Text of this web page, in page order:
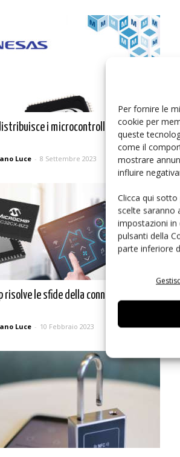
Per fornire le
cookie per
queste
come il
mostrare
influire
Clicca qui
scelte saranno
impostazioni in
pulsanti della
parte inferiore
i microcontrollori RA4E2 di
Luce - 8 Settembre 2023
risolve le sfide della connettività
Luce - 10 Febbraio 2023